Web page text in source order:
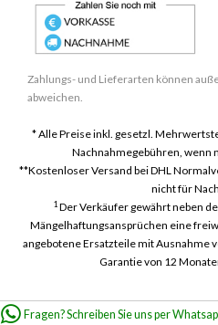
Zahlungs- und Lieferarten können
abweichen.
Fragen? Schreiben Sie uns per
* Alle Preise inkl. gesetzl.
Nachnahmegebühren, wenn
**Kostenloser Versand bei DHL
nicht für
1Der Verkäufer gewährt neben
Mängelhaftungsansprüchen eine
angebotene Ersatzteile mit Ausnahme
Garantie von 12